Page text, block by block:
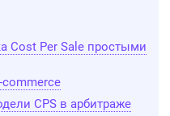
Cost Per Sale простыми
commerce
CPS в арбитраже